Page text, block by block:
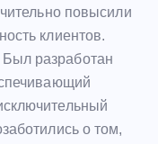
повысили
клиентов.
Был разработан
о том,